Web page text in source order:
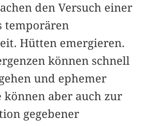
den Versuch einer
temporären
Hütten emergieren.
können schnell
und ephemer
können aber auch zur
gegebener